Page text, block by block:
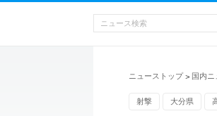
ニューストップ > 国内ニ
射撃 大分県